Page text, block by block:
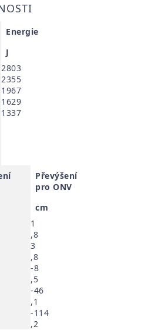
Energie
J
2803
2355
1967
1629
1337
Převýšení
pro ONV
cm
1
,8
3
,8
-8
,5
-46
,1
-114
,2